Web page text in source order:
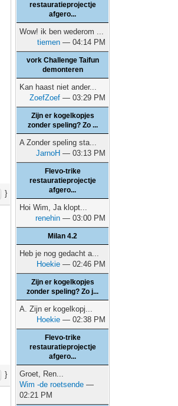
}
}
restauratieprojectje
afgero...
Wow! ik ben wederom ...
tiemen — 04:14 PM
vork Challenge Taifun
demonteren
Kan haast niet ander...
ZoefZoef — 03:29 PM
Zijn er kogelkopjes
zonder speling? Zo ...
A Zonder speling sta...
JarnoH — 03:13 PM
Flevo-trike
restauratieprojectje
afgero...
Hoi Wim, Ja klopt...
renehin — 03:00 PM
Milan 4.2
Heb je nog gedacht a...
Hoekie — 02:46 PM
Zijn er kogelkopjes
zonder speling? Zo j...
A. Zijn er kogelkopj...
Hoekie — 02:38 PM
Flevo-trike
restauratieprojectje
afgero...
Groet, Ren...
Wim -de roetsende —
02:21 PM